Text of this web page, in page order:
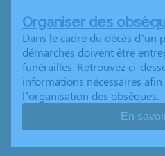
Organiser des
Dans le cadre du décès d’un
démarches doivent être
funérailles. Retrouvez ci-
informations nécessaires
l’organisation des obsèques.
En